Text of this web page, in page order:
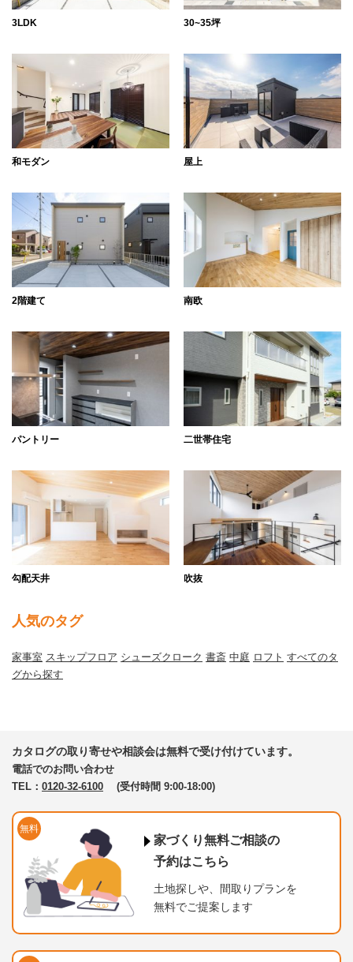
3LDK 30~35坪
和モダン 屋上
2階建て 南欧
パントリー 二世帯住宅
勾配天井 吹抜
人気のタグ
家事室 スキップフロア シューズクローク 書斎 中庭 ロフト すべてのタ
グから探す
カタログの取り寄せや相談会は無料で受け付けています。
電話でのお問い合わせ
TEL： 0120-32-6100 (受付時間 9:00-18:00)
無料
家づくり無料ご相談の
予約はこちら
土地探しや、間取りプランを
無料でご提案します